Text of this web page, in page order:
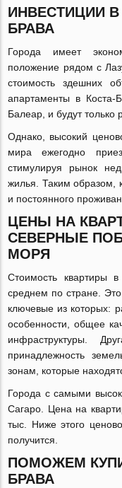
ИНВЕСТИЦИИ
БРАВА
Города имеет
положение рядом с
стоимость здешних
апартаменты в
Балеар, и будут только
Однако, высокий
мира ежегодно
стимулируя рынок
жилья. Таким образом,
и постоянного
ЦЕНЫ НА
СЕВЕРНЫЕ
МОРЯ
Стоимость квартиры
среднем по стране.
ключевые из которых:
особенности, общее
инфраструктуры.
принадлежность
зонам, которые
Города с самыми
Сагаро. Цена на
тыс. Ниже этого
получится.
ПОМОЖЕМ
БРАВА